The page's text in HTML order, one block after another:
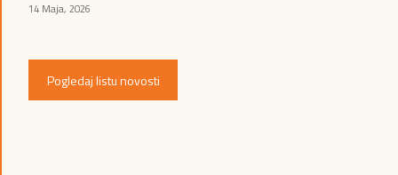
14 Maja, 2026
Pogledaj listu novosti